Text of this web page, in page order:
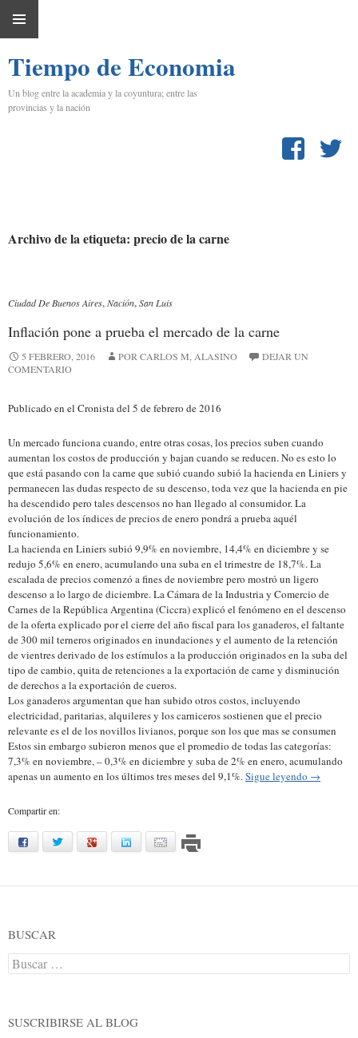
PRINCIPAL
CONTENIDO
Tiempo de Economia
Un blog entre la academia y la coyuntura; entre las
provincias y la nación
Archivo de la etiqueta: precio de la carne
Ciudad De Buenos Aires,Nación,San Luis
Inflación pone a prueba el mercado de la carne
5 FEBRERO, 2016 POR CARLOS M, ALASINO
DEJAR UN
COMENTARIO
Publicado en el Cronista del 5 de febrero de 2016
Un mercado funciona cuando, entre otras cosas, los precios suben cuando
aumentan los costos de producción y bajan cuando se reducen. No es esto lo
que está pasando con la carne que subió cuando subió la hacienda en Liniers y
permanecen las dudas respecto de su descenso, toda vez que la hacienda en pie
ha descendido pero tales descensos no han llegado al consumidor. La
evolución de los índices de precios de enero pondrá a prueba aquél
funcionamiento.
La hacienda en Liniers subió 9,9% en noviembre, 14,4% en diciembre y se
redujo 5,6% en enero, acumulando una suba en el trimestre de 18,7%. La
escalada de precios comenzó a fines de noviembre pero mostró un ligero
descenso a lo largo de diciembre. La Cámara de la Industria y Comercio de
Carnes de la República Argentina (Ciccra) explicó el fenómeno en el descenso
de la oferta explicado por el cierre del año fiscal para los ganaderos, el faltante
de 300 mil terneros originados en inundaciones y el aumento de la retención
de vientres derivado de los estímulos a la producción originados en la suba del
tipo de cambio, quita de retenciones a la exportación de carne y disminución
de derechos a la exportación de cueros.
Los ganaderos argumentan que han subido otros costos, incluyendo
electricidad, paritarias, alquileres y los carniceros sostienen que el precio
relevante es el de los novillos livianos, porque son los que mas se consumen
Estos sin embargo subieron menos que el promedio de todas las categorías:
7,3% en noviembre, – 0,3% en diciembre y suba de 2% en enero, acumulando
apenas un aumento en los últimos tres meses del 9,1%.Sigue leyendo →
Compartir en:
facebooktwitter google linkedinmail
BUSCAR
Buscar:
SUSCRIBIRSE AL BLOG